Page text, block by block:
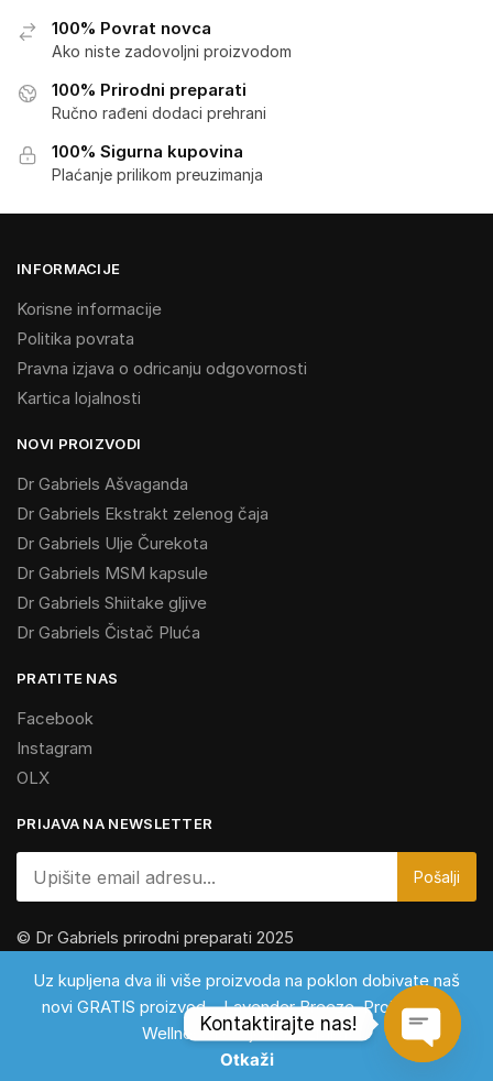
100% Povrat novca
Ako niste zadovoljni proizvodom
100% Prirodni preparati
Ručno rađeni dodaci prehrani
100% Sigurna kupovina
Plaćanje prilikom preuzimanja
INFORMACIJE
Korisne informacije
Politika povrata
Pravna izjava o odricanju odgovornosti
Kartica lojalnosti
NOVI PROIZVODI
Dr Gabriels Ašvaganda
Dr Gabriels Ekstrakt zelenog čaja
Dr Gabriels Ulje Čurekota
Dr Gabriels MSM kapsule
Dr Gabriels Shiitake gljive
Dr Gabriels Čistač Pluća
PRATITE NAS
Facebook
Instagram
OLX
PRIJAVA NA NEWSLETTER
© Dr Gabriels prirodni preparati 2025
Uz kupljena dva ili više proizvoda na poklon dobivate naš
novi GRATIS proizvod – Lavender Breeze. Proizvod za
Wellness i osvježivač zraka!
Otkaži
Kontaktirajte nas!